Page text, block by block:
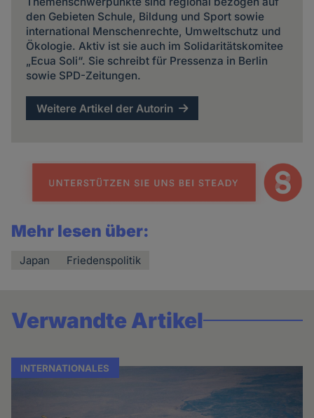
den Gebieten Schule, Bildung und Sport sowie
international Menschenrechte, Umweltschutz und
Ökologie. Aktiv ist sie auch im Solidaritätskomitee
„Ecua Soli“. Sie schreibt für Pressenza in Berlin
sowie SPD-Zeitungen.
Weitere Artikel der Autorin
Mehr lesen über:
Japan Friedenspolitik
Verwandte Artikel
INTERNATIONALES